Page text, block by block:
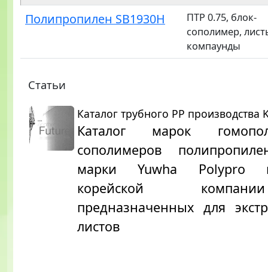
Полипропилен SB1930H
ПТР 0.75, блок-
сополимер,
компаунды
Статьи
Каталог трубного PP производства
Каталог марок
сополимеров
марки Yuwha Polypro
корейской
предназначенных для
листов